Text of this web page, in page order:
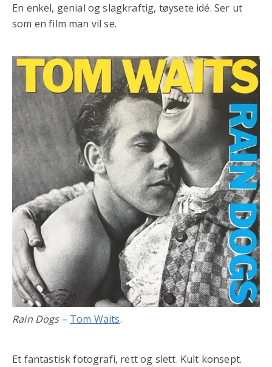
En enkel, genial og slagkraftig, tøysete idé. Ser ut
som en film man vil se.
Rain Dogs– Tom Waits.
Et fantastisk fotografi, rett og slett. Kult konsept.